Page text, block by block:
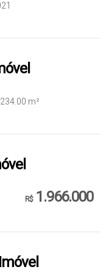
234.00 m²
R$1.966.000